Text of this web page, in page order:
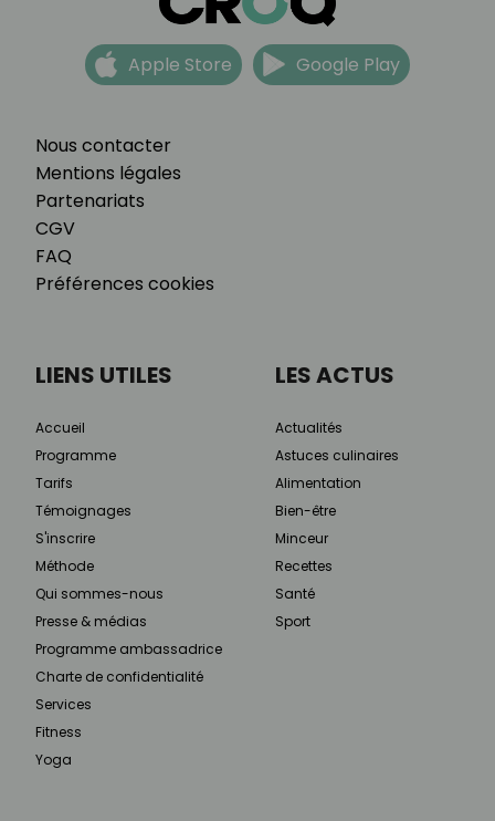
Nous contacter
Mentions légales
Partenariats
CGV
FAQ
Préférences cookies
Apple Store Google Play
LIENS UTILES
Accueil
Programme
Tarifs
Témoignages
S'inscrire
Méthode
Qui sommes-nous
Presse & médias
Programme ambassadrice
Charte de confidentialité
Services
Fitness
Yoga
LES ACTUS
Actualités
Astuces culinaires
Alimentation
Bien-être
Minceur
Recettes
Santé
Sport